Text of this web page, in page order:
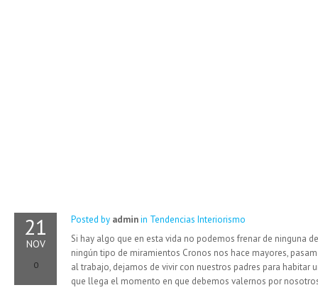
21
NOV
0
Posted by adminin Tendencias Interiorismo
Si hay algo que en esta vida no podemos frenar de ninguna
ningún tipo de miramientos Cronos nos hace mayores,
al trabajo, dejamos de vivir con nuestros padres para habitar
que llega el momento en que debemos valernos por